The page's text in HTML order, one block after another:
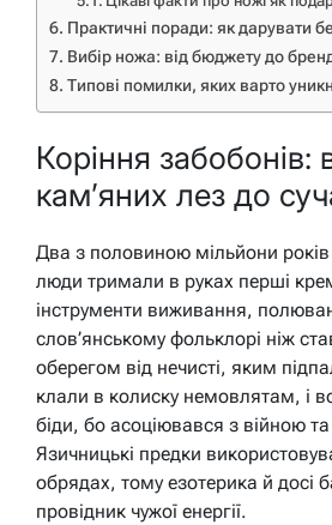
Практичні поради: як дарувати
Вибір ножа: від бюджету до
Типові помилки, яких варто
Коріння забобонів:
кам’яних лез до
Два з половиною мільйони років
люди тримали в руках перші
інструменти виживання,
слов’янському фольклорі ніж
оберегом від нечисті, яким
клали в колиску немовлятам, і
біди, бо асоціювався з війною
Язичницькі предки
обрядах, тому езотерика й досі
провідник чужої енергії.